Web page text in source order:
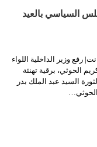
السياسي بالعيد
نت| رفع وزير الداخلية اللواء
الحوثي، برقية تهنئة
السيد عبد الملك بدر
الحوثي…